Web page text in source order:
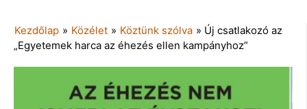
Kezdőlap » Közélet » Köztünk szólva » Új csatlakozó az
„Egyetemek harca az éhezés ellen kampányhoz”